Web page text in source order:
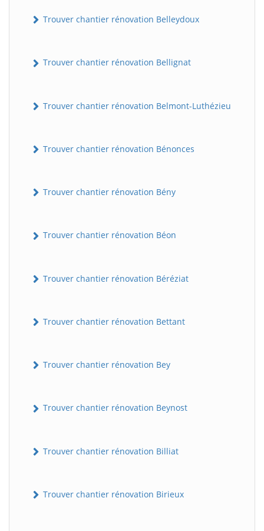
Trouver chantier rénovation Belleydoux
Trouver chantier rénovation Bellignat
Trouver chantier rénovation Belmont-Luthézieu
Trouver chantier rénovation Bénonces
Trouver chantier rénovation Bény
Trouver chantier rénovation Béon
Trouver chantier rénovation Béréziat
Trouver chantier rénovation Bettant
Trouver chantier rénovation Bey
Trouver chantier rénovation Beynost
Trouver chantier rénovation Billiat
Trouver chantier rénovation Birieux